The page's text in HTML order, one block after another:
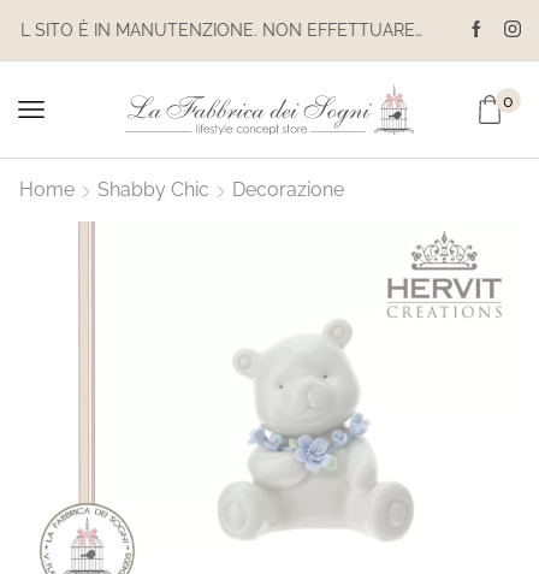
IL SITO È IN MANUTENZIONE. NON EFFETTUARE ACQUISTI. LE SPEDIZIONI SONO SOSPESE
0
Home Shabby Chic Decorazione